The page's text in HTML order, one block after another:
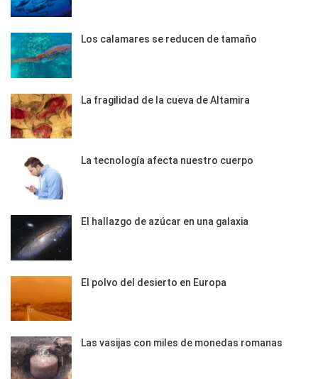
Los calamares se reducen de tamaño
La fragilidad de la cueva de Altamira
La tecnología afecta nuestro cuerpo
El hallazgo de azúcar en una galaxia
El polvo del desierto en Europa
Las vasijas con miles de monedas romanas